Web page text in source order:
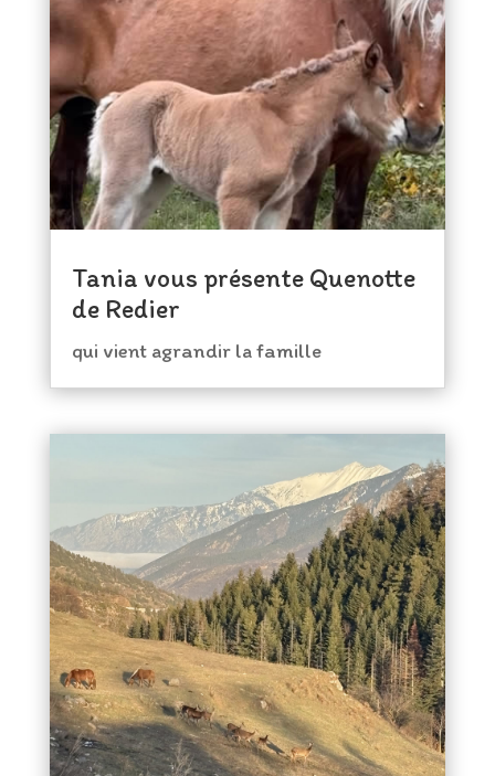
Tania vous présente Quenotte
de Redier
qui vient agrandir la famille